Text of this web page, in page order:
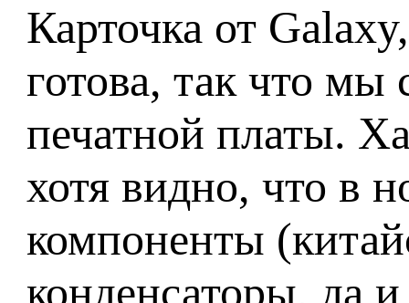
Карточка от
готова, так что
печатной платы.
хотя видно, что в
компоненты
конденсаторы, да